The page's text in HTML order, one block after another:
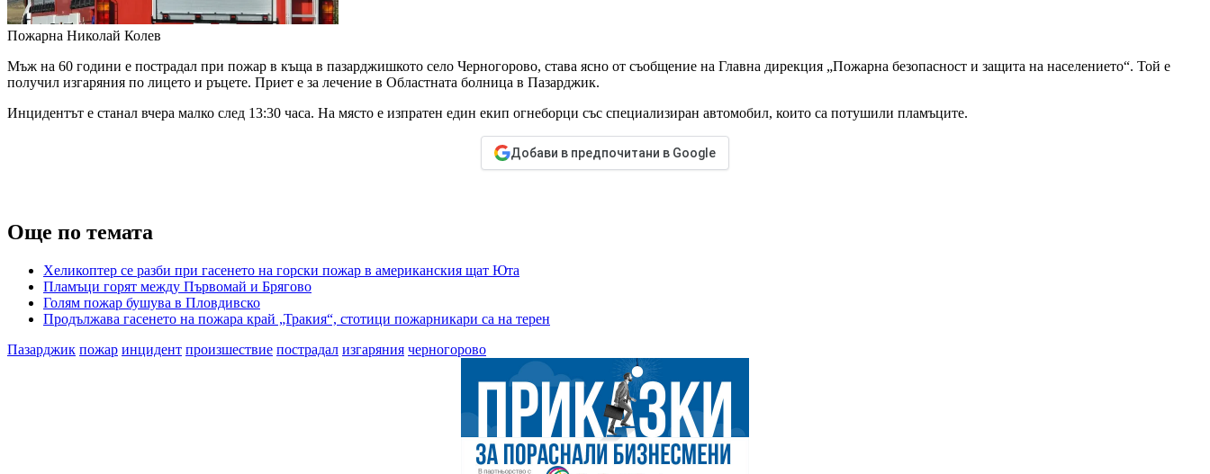
Пожарна Николай Колев
Мъж на 60 години е пострадал при пожар в къща в пазарджишкото село Черногорово, става ясно от съобщение на Главна дирекция „Пожарна безопасност и защита на населението“. Той е
получил изгаряния по лицето и ръцете. Приет е за лечение в Областната болница в Пазарджик.
Инцидентът е станал вчера малко след 13:30 часа. На място е изпратен един екип огнеборци със специализиран автомобил, които са потушили пламъците.
Добави в предпочитани в Google
Още по темата
Хеликоптер се разби при гасенето на горски пожар в американския щат Юта
Пламъци горят между Първомай и Брягово
Голям пожар бушува в Пловдивско
Продължава гасенето на пожара край „Тракия“, стотици пожарникари са на терен
Пазарджик пожар инцидент произшествие пострадал изгаряния черногорово